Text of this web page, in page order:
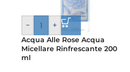
- +
Acqua Alle Rose Acqua
Micellare Rinfrescante 200
ml